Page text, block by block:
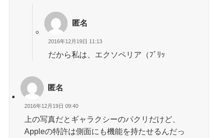
匿名
2016年12月19日 11:13
だから私は、エクソペリア（ﾌﾞﾘｯ
匿名
2016年12月19日 09:40
上の写真だとギャラクシーのパクリだけど、
Appleの特許は側面にも機能を持たせるんだっ